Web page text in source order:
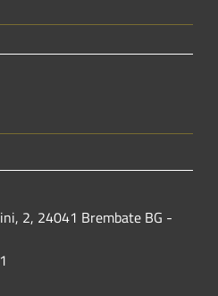
2, 24041 Brembate BG -